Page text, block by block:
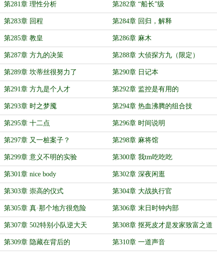
第281章 理性分析 第282章 “船长”级
第283章 回程 第284章 回归，解释
第285章 教皇 第286章 麻木
第287章 方九的决策 第288章 大侦探方九（限定）
第289章 坎蒂丝很努力了 第290章 日记本
第291章 方九是个人才 第292章 监控是有用的
第293章 时之梦魇 第294章 热血沸腾的组合技
第295章 十二点 第296章 时间说明
第297章 又一桩案子？ 第298章 麻将馆
第299章 意义不明的实验 第300章 我tm吃吃吃
第301章 nice body 第302章 深夜闲逛
第303章 崇高的仪式 第304章 大战执行官
第305章 真·那个地方很危险 第306章 末日时钟内部
第307章 502特别小队逆大天 第308章 抠死皮才是发家致富之道
第309章 隐藏在背后的 第310章 一道声音